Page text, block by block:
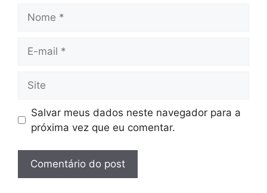
mail
Salvar meus dados neste navegador para a
próxima vez que eu comentar.